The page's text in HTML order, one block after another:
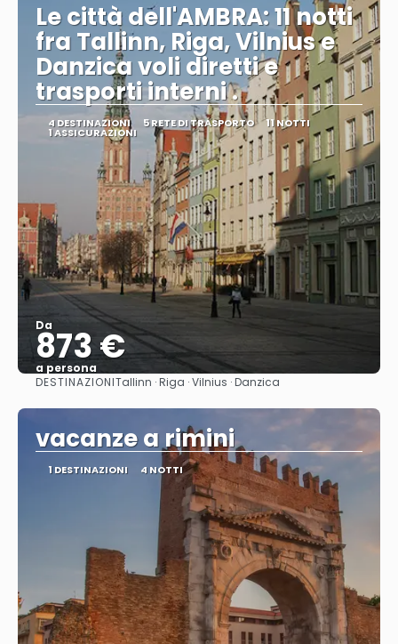
Le città dell'AMBRA: 11 notti
fra Tallinn, Riga, Vilnius e
Danzica voli diretti e
trasporti interni .
4 DESTINAZIONI 5 RETE DI TRASPORTO 11 NOTTI
1 ASSICURAZIONI
Da
873 €
a persona
Vedere
DESTINAZIONITallinn · Riga · Vilnius · Danzica
vacanze a rimini
1 DESTINAZIONI 4 NOTTI